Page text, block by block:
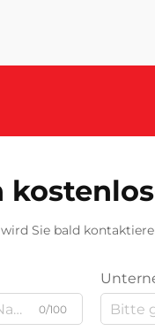
Sie bald
0/100